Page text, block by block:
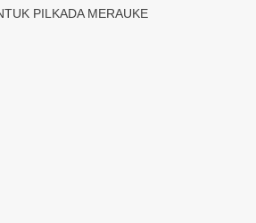
PILKADA MERAUKE